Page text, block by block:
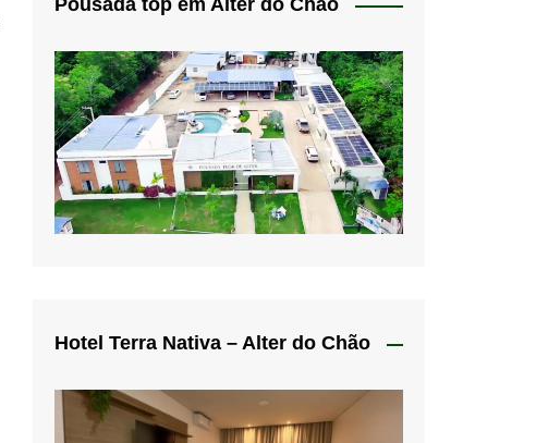
Pousada top em Alter do Chão
Hotel Terra Nativa – Alter do Chão